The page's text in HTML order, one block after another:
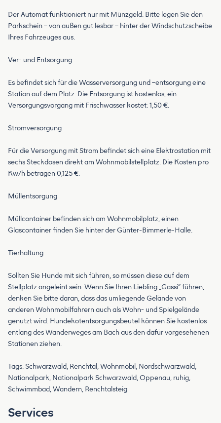
Der Automat funktioniert nur mit Münzgeld. Bitte legen Sie den
Parkschein – von außen gut lesbar – hinter der Windschutzscheibe
Ihres Fahrzeuges aus.
Ver- und Entsorgung
Es befindet sich für die Wasserversorgung und –entsorgung eine
Station auf dem Platz. Die Entsorgung ist kostenlos, ein
Versorgungsvorgang mit Frischwasser kostet: 1,50 €.
Stromversorgung
Für die Versorgung mit Strom befindet sich eine Elektrostation mit
sechs Steckdosen direkt am Wohnmobilstellplatz. Die Kosten pro
Kw/h betragen 0,125 €.
Müllentsorgung
Müllcontainer befinden sich am Wohnmobilplatz, einen
Glascontainer finden Sie hinter der Günter-Bimmerle-Halle.
Tierhaltung
Sollten Sie Hunde mit sich führen, so müssen diese auf dem
Stellplatz angeleint sein. Wenn Sie Ihren Liebling „Gassi“ führen,
denken Sie bitte daran, dass das umliegende Gelände von
anderen Wohnmobilfahrern auch als Wohn- und Spielgelände
genutzt wird. Hundekotentsorgungsbeutel können Sie kostenlos
entlang des Wanderweges am Bach aus den dafür vorgesehenen
Stationen ziehen.
Tags: Schwarzwald, Renchtal, Wohnmobil, Nordschwarzwald,
Nationalpark, Nationalpark Schwarzwald, Oppenau, ruhig,
Schwimmbad, Wandern, Renchtalsteig
Services